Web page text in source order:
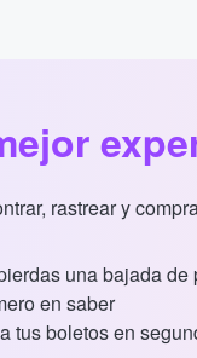
rastrear y
una bajada de
en saber
tus boletos en